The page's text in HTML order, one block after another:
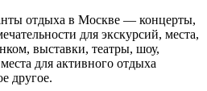
отдыха в Москве — концерты,
для экскурсий, места,
выставки, театры, шоу,
для активного отдыха
другое.